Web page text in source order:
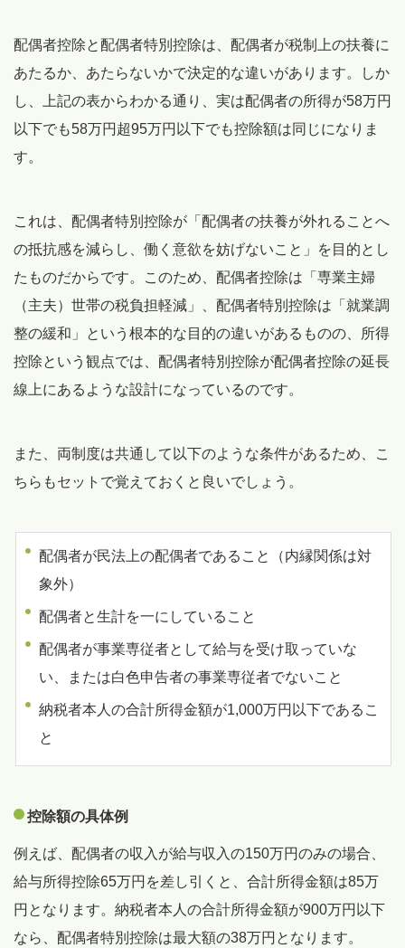
配偶者控除と配偶者特別控除は、配偶者が税制上の扶養に
あたるか、あたらないかで決定的な違いがあります。しか
し、上記の表からわかる通り、実は配偶者の所得が58万円
以下でも58万円超95万円以下でも控除額は同じになりま
す。
これは、配偶者特別控除が「配偶者の扶養が外れることへ
の抵抗感を減らし、働く意欲を妨げないこと」を目的とし
たものだからです。このため、配偶者控除は「専業主婦
（主夫）世帯の税負担軽減」、配偶者特別控除は「就業調
整の緩和」という根本的な目的の違いがあるものの、所得
控除という観点では、配偶者特別控除が配偶者控除の延長
線上にあるような設計になっているのです。
また、両制度は共通して以下のような条件があるため、こ
ちらもセットで覚えておくと良いでしょう。
配偶者が民法上の配偶者であること（内縁関係は対
象外）
配偶者と生計を一にしていること
配偶者が事業専従者として給与を受け取っていな
い、または白色申告者の事業専従者でないこと
納税者本人の合計所得金額が1,000万円以下であるこ
と
控除額の具体例
例えば、配偶者の収入が給与収入の150万円のみの場合、
給与所得控除65万円を差し引くと、合計所得金額は85万
円となります。納税者本人の合計所得金額が900万円以下
なら、配偶者特別控除は最大額の38万円となります。